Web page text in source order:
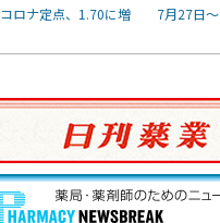
コロナ定点、1.70に増 7月27日～